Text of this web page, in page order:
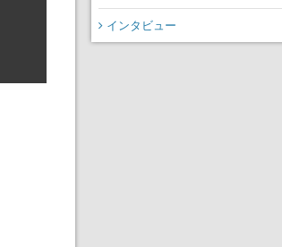
インタビュー